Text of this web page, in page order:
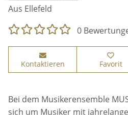
Aus Ellefeld
0
Kontaktieren Favorit
Bei dem Musikerensemble
sich um Musiker mit